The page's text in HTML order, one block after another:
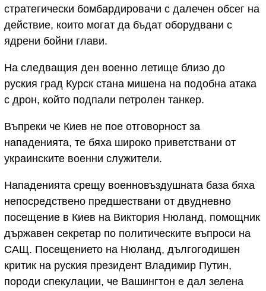
стратегически бомбардировачи с далечен обсег на
действие, които могат да бъдат оборудвани с
ядрени бойни глави.
На следващия ден военно летище близо до
руския град Курск стана мишена на подобна атака
с дрон, който подпали петролен танкер.
Въпреки че Киев не пое отговорност за
нападенията, те бяха широко приветствани от
украинските военни служители.
Нападенията срещу военновъздушната база бяха
непосредствено предшествани от двудневно
посещение в Киев на Виктория Нюланд, помощник
държавен секретар по политическите въпроси на
САЩ. Посещението на Нюланд, дългогодишен
критик на руския президент Владимир Путин,
породи спекулации, че Вашингтон е дал зелена